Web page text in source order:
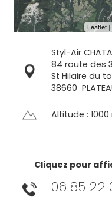
Styl-Air
84 route des
St Hilaire du
38660
Altitude : 1000
Cliquez pour
06 85 22